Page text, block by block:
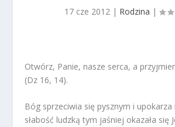
17 cze 2012 | Rodzina |
Otwórz, Panie, nasze serca, a
(Dz 16, 14).
Bóg sprzeciwia się pysznym i upokarza
słabość ludzką tym jaśniej okazała się